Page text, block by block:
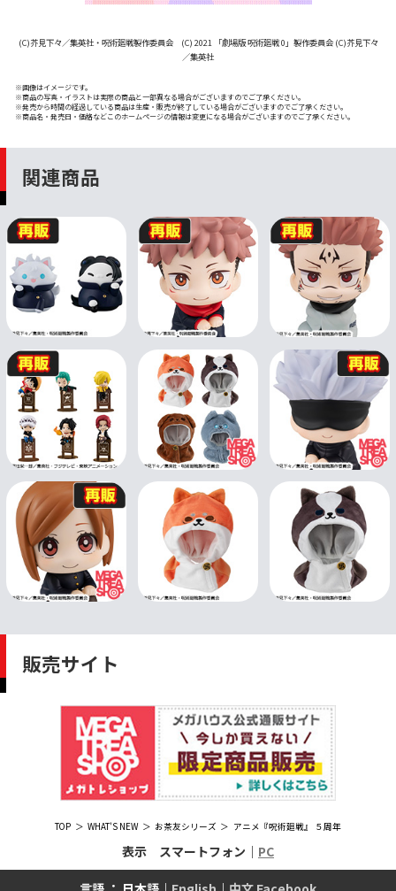
(C)芥見下々／集英社・呪術廻戦製作委員会 (C) 2021 「劇場版 呪術廻戦 0」製作委員会 (C)芥見下々
／集英社
※画像はイメージです。
※商品の写真・イラストは実際の商品と一部異なる場合がございますのでご了承ください。
※発売から時間の経過している商品は生産・販売が終了している場合がございますのでご了承ください。
※商品名・発売日・価格などこのホームページの情報は変更になる場合がございますのでご了承ください。
関連商品
販売サイト
TOP WHAT'S NEW お茶友シリーズ アニメ『呪術廻戦』 ５周年
表示 スマートフォン｜ PC